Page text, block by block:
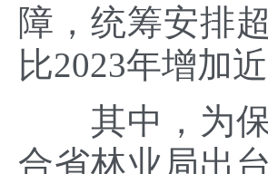
障，统筹安排
比2023年增加
其中，为保
合省林业局出